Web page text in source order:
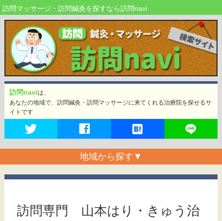
訪問マッサージ・訪問鍼灸を探すなら訪問navi
訪問naviは、
あなたの地域で、訪問鍼灸・訪問マッサージに来てくれる治療院を探せるサ
イトです
地域から探す ▼
訪問専門 山本はり・きゅう治